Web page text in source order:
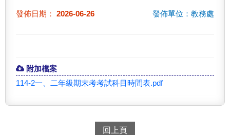
發佈日期： 2026-06-26 發佈單位：教務處
附加檔案
114-2一、二年級期末考考試科目時間表.pdf
回上頁